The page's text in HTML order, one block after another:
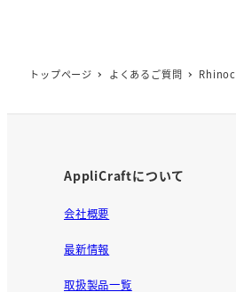
o
トップページ よくあるご質問
AppliCraftについて
会社概要
最新情報
取扱製品一覧